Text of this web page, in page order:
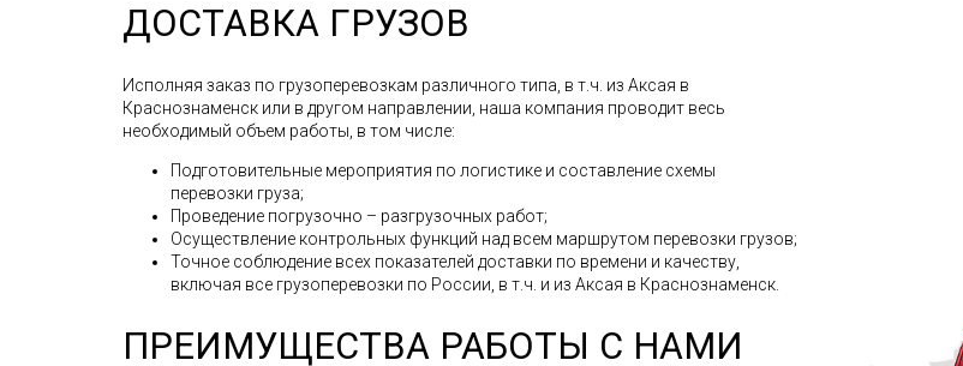
ДОСТАВКА ГРУЗОВ
Исполняя заказ по грузоперевозкам различного типа, в т.ч. из Аксая в
Краснознаменск или в другом направлении, наша компания проводит весь
необходимый объем работы, в том числе:
Подготовительные мероприятия по логистике и составление схемы
перевозки груза;
Проведение погрузочно – разгрузочных работ;
Осуществление контрольных функций над всем маршрутом перевозки грузов;
Точное соблюдение всех показателей доставки по времени и качеству,
включая все грузоперевозки по России, в т.ч. и из Аксая в Краснознаменск.
ПРЕИМУЩЕСТВА РАБОТЫ С НАМИ